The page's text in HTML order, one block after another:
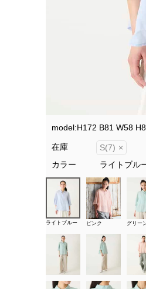
model:H172 B81 W58
在庫 S(7) ×
カラー
ライトブル
ライトブルー ピンク グリー